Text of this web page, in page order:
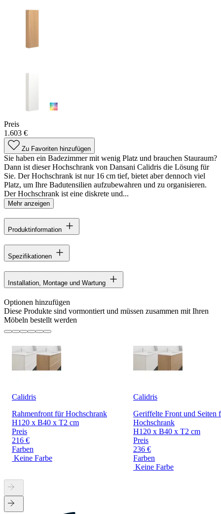
Preis
1.603 €
Zu Favoriten hinzufügen
Sie haben ein Badezimmer mit wenig Platz und brauchen Stauraum?
Dann ist dieser Hochschrank von Dansani Calidris die Lösung für
Sie. Der Hochschrank ist nur 16 cm tief, bietet aber dennoch viel
Platz, um Ihre Badutensilien aufzubewahren und zu organisieren.
Der Hochschrank ist eine diskrete und...
Mehr anzeigen
Produktinformation
Spezifikationen
Installation, Montage und Wartung
Optionen hinzufügen
Diese Produkte sind vormontiert und müssen zusammen mit Ihren
Möbeln bestellt werden
Calidris
Rahmenfront für Hochschrank
H120 x B40 x T2 cm
Preis
216 €
Farben
Keine Farbe
Calidris
Geriffelte Front und Seiten
Hochschrank
H120 x B40 x T2 cm
Preis
236 €
Farben
Keine Farbe